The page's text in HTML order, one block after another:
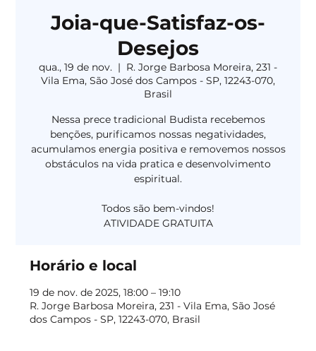
Joia-que-Satisfaz-os-
Desejos
qua., 19 de nov.
  |
R. Jorge Barbosa Moreira, 231 -
Vila Ema, São José dos Campos - SP, 12243-070,
Brasil
Nessa prece tradicional Budista recebemos
benções, purificamos nossas negatividades,
acumulamos energia positiva e removemos nossos
obstáculos na vida pratica e desenvolvimento
espiritual.
Todos são bem-vindos!
ATIVIDADE GRATUITA
Horário e local
19 de nov. de 2025, 18:00 – 19:10
R. Jorge Barbosa Moreira, 231 - Vila Ema, São José
dos Campos - SP, 12243-070, Brasil